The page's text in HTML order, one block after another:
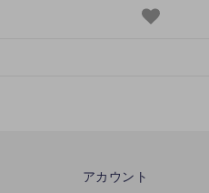
アカウント